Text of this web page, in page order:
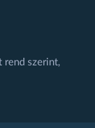
rend szerint,